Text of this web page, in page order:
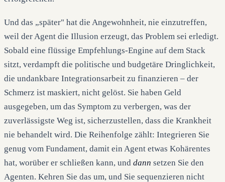
Und das „später" hat die Angewohnheit, nie einzutreffen,
weil der Agent die Illusion erzeugt, das Problem sei erledigt.
Sobald eine flüssige Empfehlungs-Engine auf dem Stack
sitzt, verdampft die politische und budgetäre Dringlichkeit,
die undankbare Integrationsarbeit zu finanzieren – der
Schmerz ist maskiert, nicht gelöst. Sie haben Geld
ausgegeben, um das Symptom zu verbergen, was der
zuverlässigste Weg ist, sicherzustellen, dass die Krankheit
nie behandelt wird. Die Reihenfolge zählt: Integrieren Sie
genug vom Fundament, damit ein Agent etwas Kohärentes
hat, worüber er schließen kann, und dann setzen Sie den
Agenten. Kehren Sie das um, und Sie sequenzieren nicht